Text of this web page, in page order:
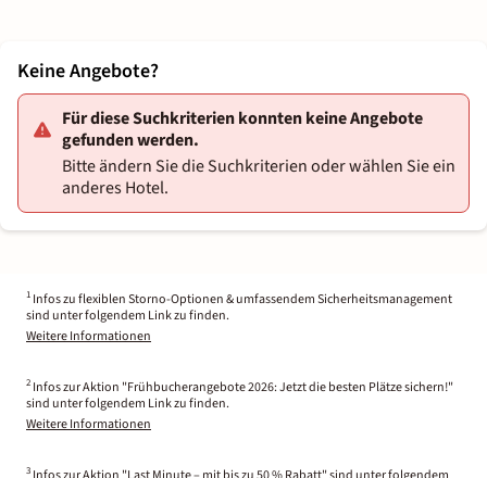
Keine Angebote?
Für diese Suchkriterien konnten keine Angebote
gefunden werden.
Bitte ändern Sie die Suchkriterien oder wählen Sie ein
anderes Hotel.
1 Infos zu flexiblen Storno-Optionen & umfassendem Sicherheitsmanagement
sind unter folgendem Link zu finden.
Weitere Informationen
2 Infos zur Aktion "Frühbucherangebote 2026: Jetzt die besten Plätze sichern!"
sind unter folgendem Link zu finden.
Weitere Informationen
3